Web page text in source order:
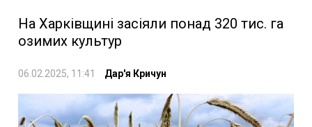
На Харківщині засіяли понад 320 тис. га
озимих культур
06.02.2025, 11:41 Дар'я Кричун